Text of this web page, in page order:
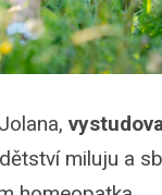
miluju a